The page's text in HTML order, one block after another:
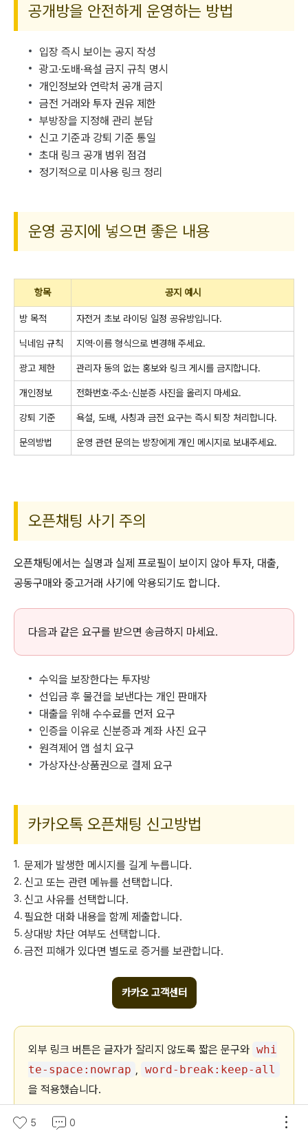
공개방을 안전하게 운영하는 방법
입장 즉시 보이는 공지 작성
광고·도배·욕설 금지 규칙 명시
개인정보와 연락처 공개 금지
금전 거래와 투자 권유 제한
부방장을 지정해 관리 분담
신고 기준과 강퇴 기준 통일
초대 링크 공개 범위 점검
정기적으로 미사용 링크 정리
운영 공지에 넣으면 좋은 내용
항목 공지 예시
방 목적 자전거 초보 라이딩 일정 공유방입니다.
닉네임 규칙 지역·이름 형식으로 변경해 주세요.
광고 제한 관리자 동의 없는 홍보와 링크 게시를 금지합니다.
개인정보 전화번호·주소·신분증 사진을 올리지 마세요.
강퇴 기준 욕설, 도배, 사칭과 금전 요구는 즉시 퇴장 처리합니다.
문의방법 운영 관련 문의는 방장에게 개인 메시지로 보내주세요.
오픈채팅 사기 주의
오픈채팅에서는 실명과 실제 프로필이 보이지 않아 투자, 대출,
공동구매와 중고거래 사기에 악용되기도 합니다.
다음과 같은 요구를 받으면 송금하지 마세요.
수익을 보장한다는 투자방
선입금 후 물건을 보낸다는 개인 판매자
대출을 위해 수수료를 먼저 요구
인증을 이유로 신분증과 계좌 사진 요구
원격제어 앱 설치 요구
가상자산·상품권으로 결제 요구
카카오톡 오픈채팅 신고방법
문제가 발생한 메시지를 길게 누릅니다.
신고 또는 관련 메뉴를 선택합니다.
신고 사유를 선택합니다.
필요한 대화 내용을 함께 제출합니다.
상대방 차단 여부도 선택합니다.
금전 피해가 있다면 별도로 증거를 보관합니다.
카카오 고객센터
외부 링크 버튼은 글자가 잘리지 않도록 짧은 문구와 whi
te-space:nowrap
word-break:keep-all
을 적용했습니다.
5 0